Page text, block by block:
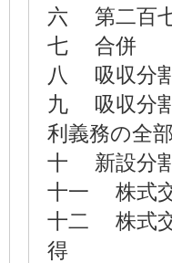
六 第二百七
七 合併
八 吸収分
九 吸収分
利義務の全
十 新設分
十一 株式
十二 株式交
得